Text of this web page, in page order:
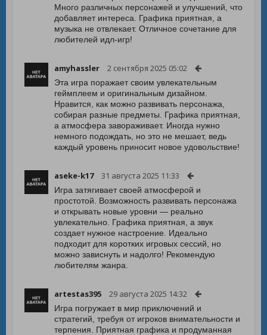
Много различных персонажей и улучшений, что
добавляет интереса. Графика приятная, а
музыка не отвлекает. Отличное сочетание для
любителей идл-игр!
amyhassler 2 сентября 2025 05:02
Эта игра поражает своим увлекательным
геймплеем и оригинальным дизайном.
Нравится, как можно развивать персонажа,
собирая разные предметы. Графика приятная,
а атмосфера завораживает. Иногда нужно
немного подождать, но это не мешает, ведь
каждый уровень приносит новое удовольствие!
aseke-k17 31 августа 2025 11:33
Игра затягивает своей атмосферой и
простотой. Возможность развивать персонажа
и открывать новые уровни — реально
увлекательно. Графика приятная, а звук
создает нужное настроение. Идеально
подходит для коротких игровых сессий, но
можно зависнуть и надолго! Рекомендую
любителям жанра.
artestas395 29 августа 2025 14:32
Игра погружает в мир приключений и
стратегий, требуя от игроков внимательности и
терпения. Приятная графика и продуманная